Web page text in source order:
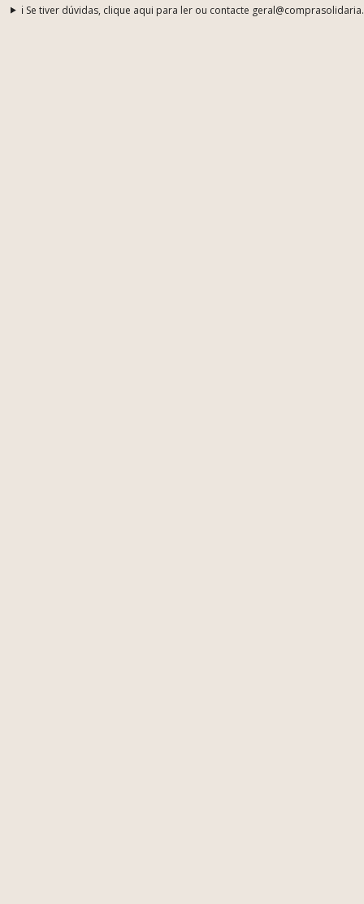
ℹ️ Se tiver dúvidas, clique aqui para ler ou contacte